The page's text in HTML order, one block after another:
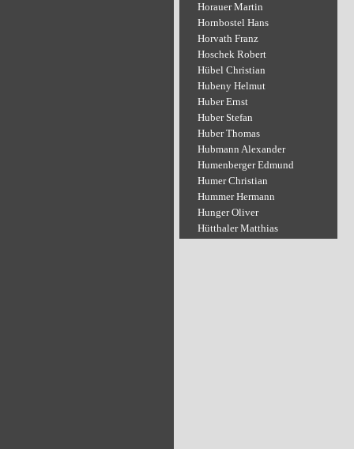
Horauer Martin
Hornbostel Hans
Horvath Franz
Hoschek Robert
Hübel Christian
Hubeny Helmut
Huber Ernst
Huber Stefan
Huber Thomas
Hubmann Alexander
Humenberger Edmund
Humer Christian
Hummer Hermann
Hunger Oliver
Hütthaler Matthias